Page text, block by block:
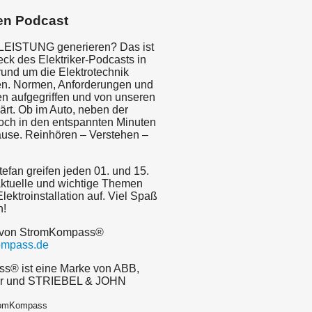
Podcast
generieren? Das ist
des Elektriker-Podcasts in
um die Elektrotechnik
Normen, Anforderungen und
aufgegriffen und von unseren
Ob im Auto, neben der
in den entspannten Minuten
Reinhören – Verstehen –
greifen jeden 01. und 15.
und wichtige Themen
auf. Viel Spaß
StromKompass®
ist eine Marke von ABB,
und STRIEBEL & JOHN